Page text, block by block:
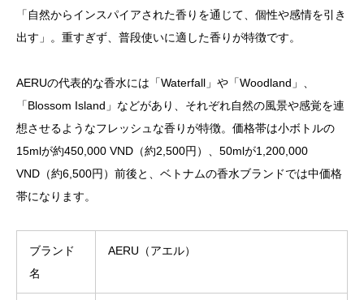
「自然からインスパイアされた香りを通じて、個性や感情を引き
出す」。重すぎず、普段使いに適した香りが特徴です。
AERUの代表的な香水には「Waterfall」や「Woodland」、
「Blossom Island」などがあり、それぞれ自然の風景や感覚を連
想させるようなフレッシュな香りが特徴。価格帯は小ボトルの
15mlが約450,000 VND（約2,500円）、50mlが1,200,000
VND（約6,500円）前後と、ベトナムの香水ブランドでは中価格
帯になります。
ブランド
名
AERU（アエル）